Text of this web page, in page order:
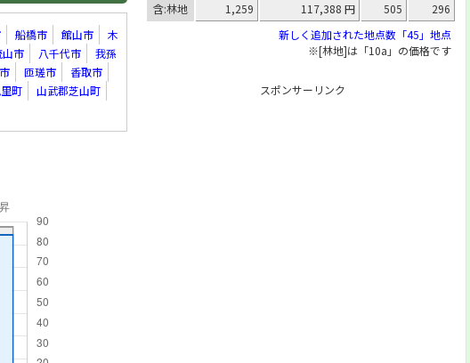
[住]
八ケ崎7丁目11番24
東平賀字源内104番36
五香南3丁目14番12
小金清志町2丁目56番7外
船橋市 館山市
木
山市 八千代市
我孫
匝瑳市
香取市
町
山武郡芝山町
含:林地
1,259 117,388 円 505
296
新しく追加された地点数「45」地点
※[林地]は「10a」の価格です
スポンサーリンク